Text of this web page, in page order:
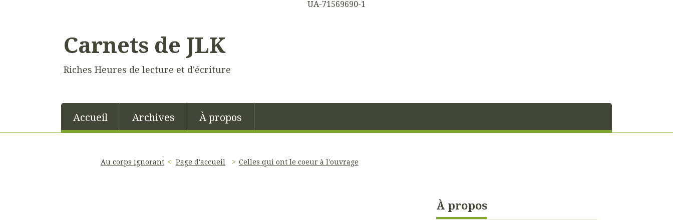
UA-71569690-1
Carnets de JLK
Riches Heures de lecture et d'écriture
Accueil Archives À propos
Au corps ignorant Page d'accueil Celles qui ont le coeur à l'ouvrage
À propos